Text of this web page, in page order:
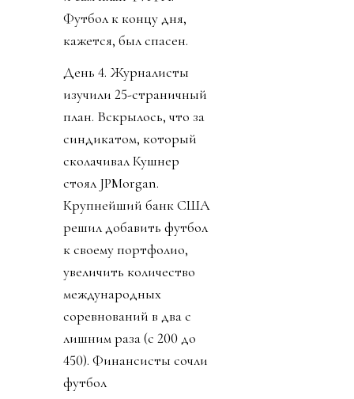
Футбол к концу дня,
кажется, был спасен.
День 4. Журналисты
изучили 25-страничный
план. Вскрылось, что за
синдикатом, который
сколачивал Кушнер
стоял JPMorgan.
Крупнейший банк США
решил добавить футбол
к своему портфолио,
увеличить количество
международных
соревнований в два с
лишним раза (с 200 до
450). Финансисты сочли
футбол